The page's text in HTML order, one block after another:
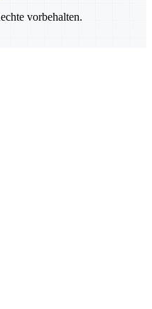
vorbehalten.